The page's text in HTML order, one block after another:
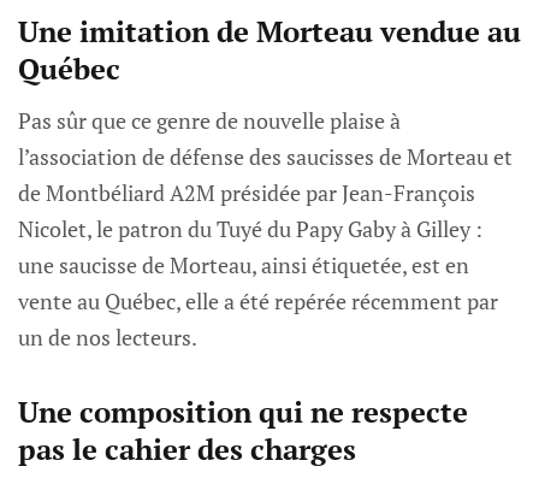
Une imitation de Morteau vendue au
Québec
Pas sûr que ce genre de nouvelle plaise à
l’association de défense des saucisses de Morteau et
de Montbéliard A2M présidée par Jean-François
Nicolet, le patron du Tuyé du Papy Gaby à Gilley :
une saucisse de Morteau, ainsi étiquetée, est en
vente au Québec, elle a été repérée récemment par
un de nos lecteurs.
Une composition qui ne respecte
pas le cahier des charges